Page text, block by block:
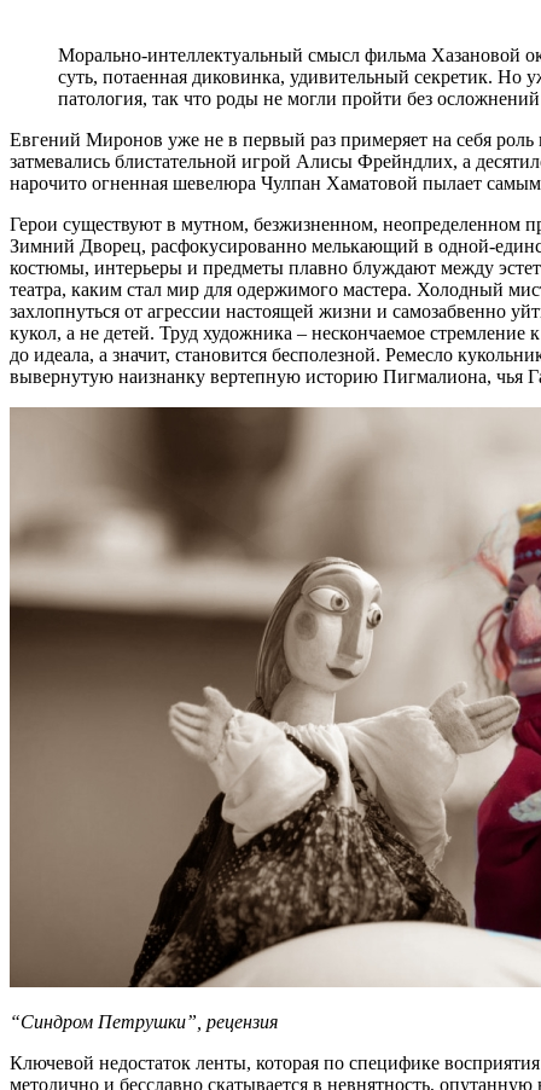
Морально-интеллектуальный смысл фильма Хазановой
суть, потаенная диковинка, удивительный секретик.
патология, так что роды не могли пройти без
Евгений Миронов уже не в первый раз примеряет на себя
затмевались блистательной игрой Алисы Фрейндлих, а
нарочито огненная шевелюра Чулпан Хаматовой пылает
Герои существуют в мутном, безжизненном, неопределенном
Зимний Дворец, расфокусированно мелькающий в одной-
костюмы, интерьеры и предметы плавно блуждают между
театра, каким стал мир для одержимого мастера. Холодный
захлопнуться от агрессии настоящей жизни и самозабвенно
кукол, а не детей. Труд художника – нескончаемое
до идеала, а значит, становится бесполезной. Ремесло
вывернутую наизнанку вертепную историю Пигмалиона, чья
“Синдром Петрушки”, рецензия
Ключевой недостаток ленты, которая по специфике
методично и бесславно скатывается в невнятность,